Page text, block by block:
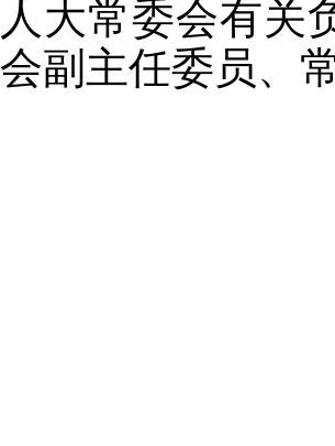
人大常委会有关
会副主任委员、